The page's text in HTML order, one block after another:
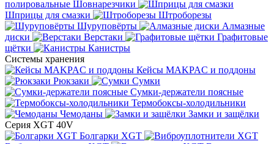
полировальные Шовнарезчики
Шприцы для смазки
Штроборезы
Шуруповёрты
Алмазные
диски
Верстаки
Графитовые
щётки
Канистры
Системы хранения
Кейсы MAKPAC и поддоны
Рюкзаки
Сумки
Сумки-держатели поясные
Термобоксы-холодильники
Чемоданы
Замки и защёлки
Серия XGT 40V
Болгарки XGT